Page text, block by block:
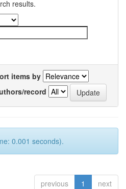
results.
items by
record
0.001 seconds).
previous 1 next